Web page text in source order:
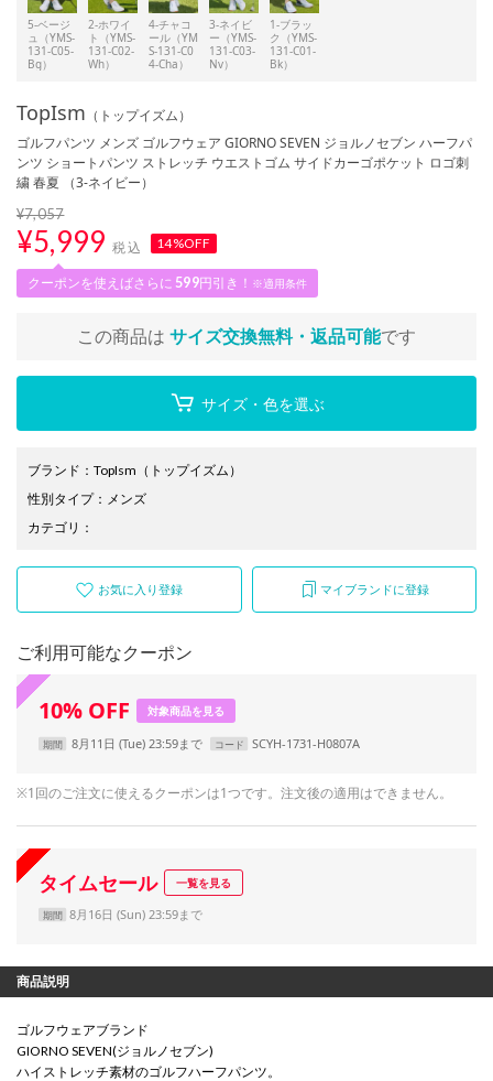
5-ベージ
ュ（YMS-
131-C05-
Bg）
2-ホワイ
ト（YMS-
131-C02-
Wh）
4-チャコ
ール（YM
S-131-C0
4-Cha）
3-ネイビ
ー（YMS-
131-C03-
Nv）
1-ブラッ
ク（YMS-
131-C01-
Bk）
TopIsm （トップイズム）
ゴルフパンツ メンズ ゴルフウェア GIORNO SEVEN ジョルノセブン ハーフパ
ンツ ショートパンツ ストレッチ ウエストゴム サイドカーゴポケット ロゴ刺
繍 春夏 （3-ネイビー）
¥7,057
¥5,999 税込 14%OFF
クーポンを使えばさらに 599円引き！ ※適用条件
この商品は サイズ交換無料・返品可能です
サイズ・色を選ぶ
ブランド ： TopIsm （トップイズム）
性別タイプ： メンズ
カテゴリ ：
お気に入り登録 マイブランドに登録
ご利用可能なクーポン
10% OFF 対象商品を見る
期間 8月11日 (Tue) 23:59まで コード SCYH-1731-H0807A
※1回のご注文に使えるクーポンは1つです。注文後の適用はできません。
タイムセール 一覧を見る
期間 8月16日 (Sun) 23:59まで
商品説明
ゴルフウェアブランド
GIORNO SEVEN(ジョルノセブン)
ハイストレッチ素材のゴルフハーフパンツ。